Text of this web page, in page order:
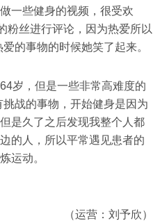
一些健身的视频，很受欢
粉丝进行评论，因为热爱所以
的事物的时候她笑了起来。
岁，但是一些非常高难度的
战的事物，开始健身是因为
是久了之后发现我整个人都
的人，所以平常遇见患者的
运动。
（运营：刘予欣）